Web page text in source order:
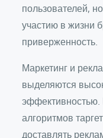
пользователей,
участию в жизни
приверженность.
Маркетинг и
выделяются
эффективностью.
алгоритмов
доставлять